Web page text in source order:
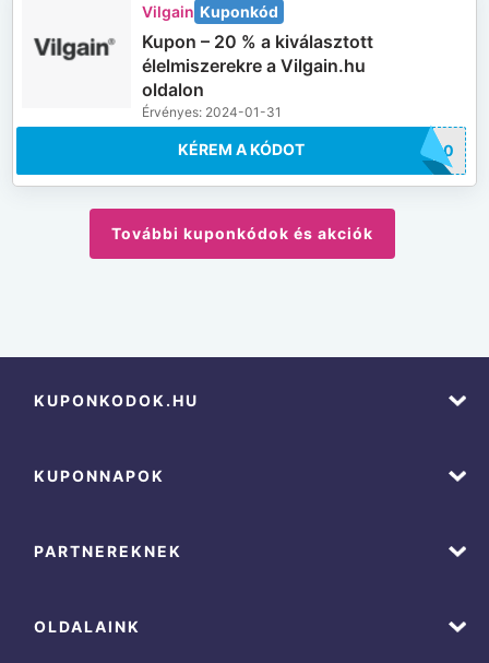
Vilgain Kuponkód
Kupon – 20 % a kiválasztott
élelmiszerekre a Vilgain.hu
oldalon
Érvényes: 2024-01-31
AR20
KÉREM A KÓDOT
További kuponkódok és akciók
KUPONKODOK.HU
KUPONNAPOK
PARTNEREKNEK
OLDALAINK